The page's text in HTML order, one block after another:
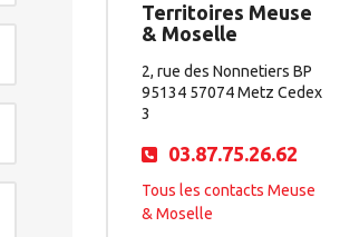
Territoires Meuse
& Moselle
2, rue des Nonnetiers BP
95134 57074 Metz Cedex
3
03.87.75.26.62
Tous les contacts Meuse
& Moselle